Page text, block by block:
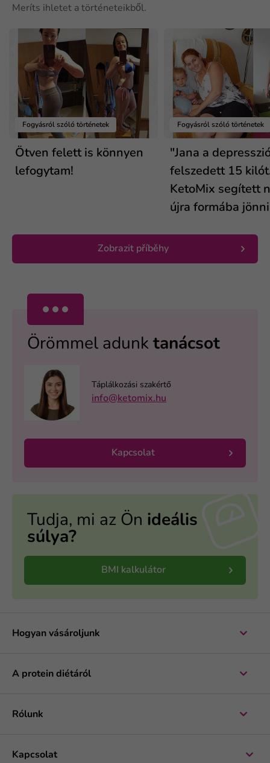
Meríts ihletet a történeteikből.
Fogyásról szóló történetek
Ötven felett is könnyen
lefogytam!
Fogyásról szóló történetek
"Jana a
felszedett 15
KetoMix segített
újra formába
Zobrazit příběhy
Örömmel adunk tanácsot
Táplálkozási szakértő
info@ketomix.hu
Kapcsolat
Tudja, mi az Ön ideális
súlya?
BMI kalkulátor
Hogyan vásároljunk
A protein diétáról
Rólunk
Kapcsolat